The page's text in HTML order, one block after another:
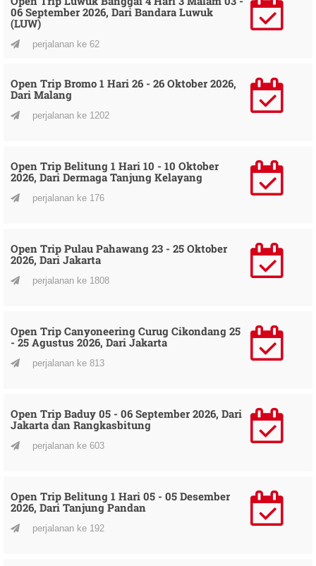
06 September 2026, Dari Bandara Luwuk
(LUW)
perjalanan ke 62
Open Trip Bromo 1 Hari 26 - 26 Oktober 2026,
Dari Malang
perjalanan ke 1202
Open Trip Belitung 1 Hari 10 - 10 Oktober
2026, Dari Dermaga Tanjung Kelayang
perjalanan ke 176
Open Trip Pulau Pahawang 23 - 25 Oktober
2026, Dari Jakarta
perjalanan ke 1808
Open Trip Canyoneering Curug Cikondang 25
- 25 Agustus 2026, Dari Jakarta
perjalanan ke 813
Open Trip Baduy 05 - 06 September 2026, Dari
Jakarta dan Rangkasbitung
perjalanan ke 603
Open Trip Belitung 1 Hari 05 - 05 Desember
2026, Dari Tanjung Pandan
perjalanan ke 192